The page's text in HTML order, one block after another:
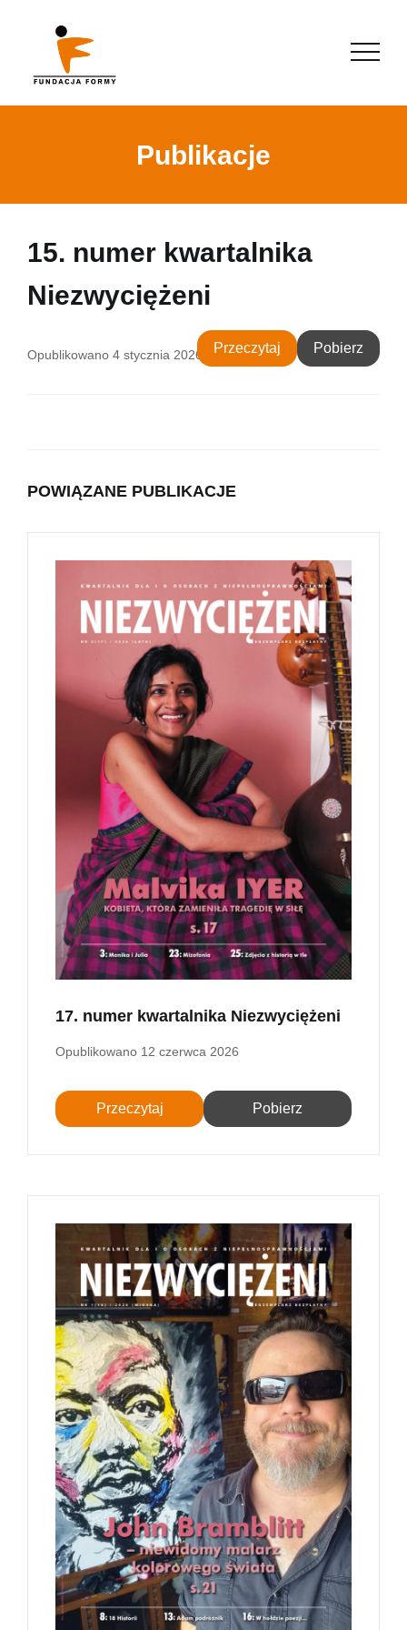
Publikacje
15. numer kwartalnika
Niezwyciężeni
Opublikowano 4 stycznia 2026 Przeczytaj Pobierz
POWIĄZANE PUBLIKACJE
17. numer kwartalnika Niezwyciężeni
Opublikowano 12 czerwca 2026
Przeczytaj Pobierz